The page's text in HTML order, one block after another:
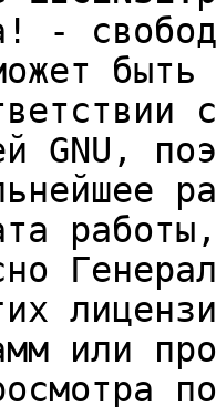
-
быть
GNU,
или